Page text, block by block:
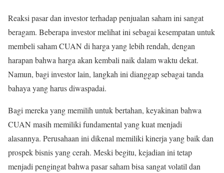
Reaksi pasar dan investor terhadap penjualan saham ini sangat
beragam. Beberapa investor melihat ini sebagai kesempatan untuk
membeli saham CUAN di harga yang lebih rendah, dengan
harapan bahwa harga akan kembali naik dalam waktu dekat.
Namun, bagi investor lain, langkah ini dianggap sebagai tanda
bahaya yang harus diwaspadai.
Bagi mereka yang memilih untuk bertahan, keyakinan bahwa
CUAN masih memiliki fundamental yang kuat menjadi
alasannya. Perusahaan ini dikenal memiliki kinerja yang baik dan
prospek bisnis yang cerah. Meski begitu, kejadian ini tetap
menjadi pengingat bahwa pasar saham bisa sangat volatil dan